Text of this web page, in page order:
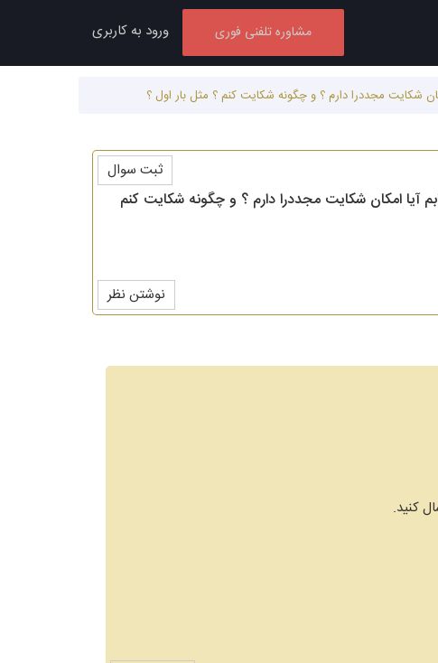
مشاوره تلفنی فوری ورود به کاربری
شکایت مجددرا دارم ؟ و چگونه شکایت کنم ؟ مثل بار اول ؟
آیا امکان شکایت مجددرا دارم ؟ و چگونه شکایت کنم
نوشتن نظر
ثبت سوال
کنید.